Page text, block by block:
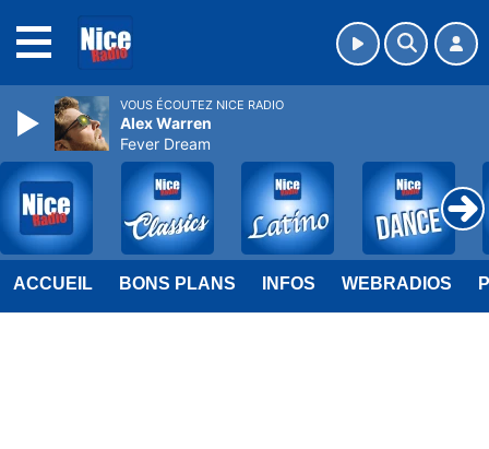
ACCUEIL BONS PLANS INFOS WEBRADIOS
VOUS ÉCOUTEZ NICE RADIO
Alex Warren
Fever Dream